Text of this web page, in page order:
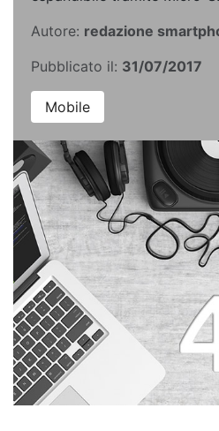
Autore: redazione
Pubblicato il: 31/07/2017
Mobile